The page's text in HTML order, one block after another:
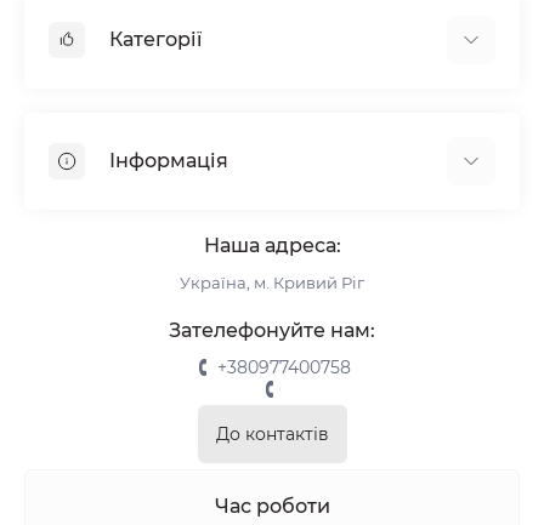
Категорії
Рулонні штори
Інформація
Інформація для замовлення
Повернення та обмін
Наша адреса:
Україна, м. Кривий Ріг
Зателефонуйте нам:
+380977400758
До контактів
Час роботи